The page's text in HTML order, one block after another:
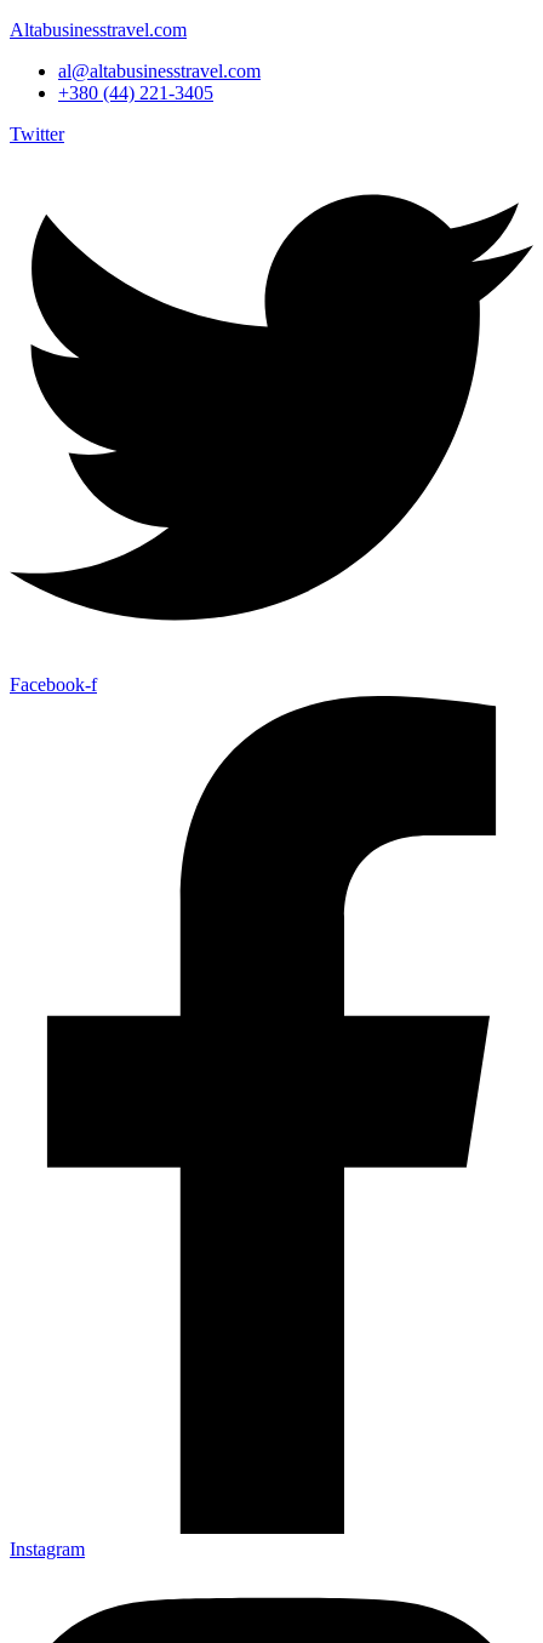
Altabusinesstravel.com
al@altabusinesstravel.com
+380 (44) 221-3405
Twitter
Facebook-f
Instagram